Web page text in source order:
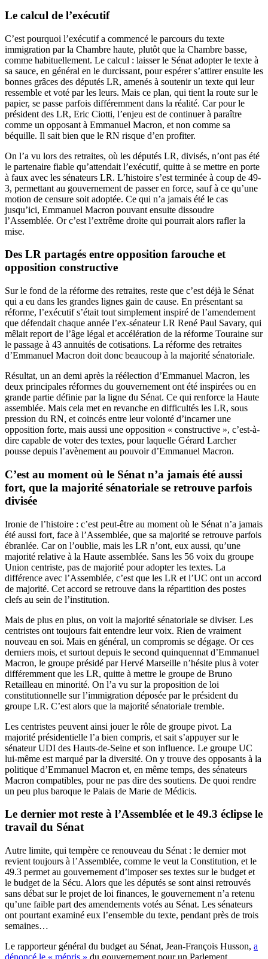
Le calcul de l’exécutif
C’est pourquoi l’exécutif a commencé le parcours du texte
immigration par la Chambre haute, plutôt que la Chambre basse,
comme habituellement. Le calcul : laisser le Sénat adopter le texte à
sa sauce, en général en le durcissant, pour espérer s’attirer ensuite les
bonnes grâces des députés LR, amenés à soutenir un texte qui leur
ressemble et voté par les leurs. Mais ce plan, qui tient la route sur le
papier, se passe parfois différemment dans la réalité. Car pour le
président des LR, Eric Ciotti, l’enjeu est de continuer à paraître
comme un opposant à Emmanuel Macron, et non comme sa
béquille. Il sait bien que le RN risque d’en profiter.
On l’a vu lors des retraites, où les députés LR, divisés, n’ont pas été
le partenaire fiable qu’attendait l’exécutif, quitte à se mettre en porte
à faux avec les sénateurs LR. L’histoire s’est terminée à coup de 49-
3, permettant au gouvernement de passer en force, sauf à ce qu’une
motion de censure soit adoptée. Ce qui n’a jamais été le cas
jusqu’ici, Emmanuel Macron pouvant ensuite dissoudre
l’Assemblée. Or c’est l’extrême droite qui pourrait alors rafler la
mise.
Des LR partagés entre opposition farouche et
opposition constructive
Sur le fond de la réforme des retraites, reste que c’est déjà le Sénat
qui a eu dans les grandes lignes gain de cause. En présentant sa
réforme, l’exécutif s’était tout simplement inspiré de l’amendement
que défendait chaque année l’ex-sénateur LR René Paul Savary, qui
mêlait report de l’âge légal et accélération de la réforme Touraine sur
le passage à 43 annuités de cotisations. La réforme des retraites
d’Emmanuel Macron doit donc beaucoup à la majorité sénatoriale.
Résultat, un an demi après la réélection d’Emmanuel Macron, les
deux principales réformes du gouvernement ont été inspirées ou en
grande partie définie par la ligne du Sénat. Ce qui renforce la Haute
assemblée. Mais cela met en revanche en difficultés les LR, sous
pression du RN, et coincés entre leur volonté d’incarner une
opposition forte, mais aussi une opposition « constructive », c’est-à-
dire capable de voter des textes, pour laquelle Gérard Larcher
pousse depuis l’avènement au pouvoir d’Emmanuel Macron.
C’est au moment où le Sénat n’a jamais été aussi
fort, que la majorité sénatoriale se retrouve parfois
divisée
Ironie de l’histoire : c’est peut-être au moment où le Sénat n’a jamais
été aussi fort, face à l’Assemblée, que sa majorité se retrouve parfois
ébranlée. Car on l’oublie, mais les LR n’ont, eux aussi, qu’une
majorité relative à la Haute assemblée. Sans les 56 voix du groupe
Union centriste, pas de majorité pour adopter les textes. La
différence avec l’Assemblée, c’est que les LR et l’UC ont un accord
de majorité. Cet accord se retrouve dans la répartition des postes
clefs au sein de l’institution.
Mais de plus en plus, on voit la majorité sénatoriale se diviser. Les
centristes ont toujours fait entendre leur voix. Rien de vraiment
nouveau en soi. Mais en général, un compromis se dégage. Or ces
derniers mois, et surtout depuis le second quinquennat d’Emmanuel
Macron, le groupe présidé par Hervé Marseille n’hésite plus à voter
différemment que les LR, quitte à mettre le groupe de Bruno
Retailleau en minorité. On l’a vu sur la proposition de loi
constitutionnelle sur l’immigration déposée par le président du
groupe LR. C’est alors que la majorité sénatoriale tremble.
Les centristes peuvent ainsi jouer le rôle de groupe pivot. La
majorité présidentielle l’a bien compris, et sait s’appuyer sur le
sénateur UDI des Hauts-de-Seine et son influence. Le groupe UC
lui-même est marqué par la diversité. On y trouve des opposants à la
politique d’Emmanuel Macron et, en même temps, des sénateurs
Macron compatibles, pour ne pas dire des soutiens. De quoi rendre
un peu plus baroque le Palais de Marie de Médicis.
Le dernier mot reste à l’Assemblée et le 49.3 éclipse le
travail du Sénat
Autre limite, qui tempère ce renouveau du Sénat : le dernier mot
revient toujours à l’Assemblée, comme le veut la Constitution, et le
49.3 permet au gouvernement d’imposer ses textes sur le budget et
le budget de la Sécu. Alors que les députés se sont ainsi retrouvés
sans débat sur le projet de loi finances, le gouvernement n’a retenu
qu’une faible part des amendements votés au Sénat. Les sénateurs
ont pourtant examiné eux l’ensemble du texte, pendant près de trois
semaines…
Le rapporteur général du budget au Sénat, Jean-François Husson, a
dénoncé le « mépris » du gouvernement pour un Parlement